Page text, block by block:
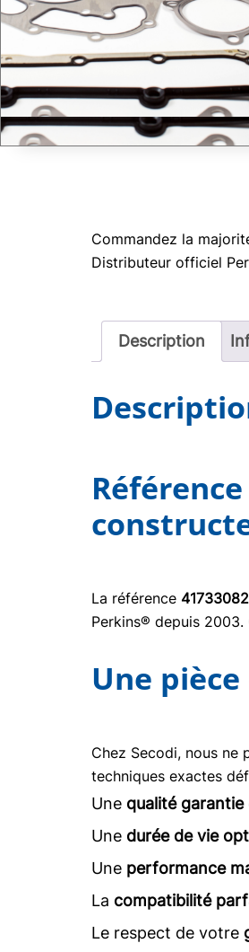
Commandez la
Distributeur officiel
Description
La référence 41733082
Perkins® depuis
Une
Chez Secodi, nous ne
techniques exactes
Une qualité garantie
Une durée de vie
Une performance
La compatibilité
Le respect de votre